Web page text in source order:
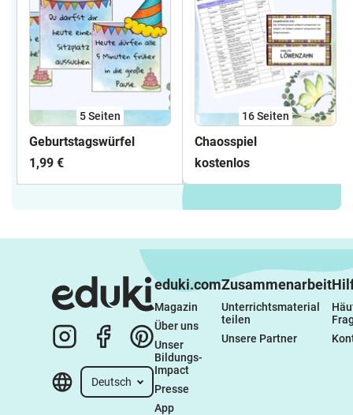
5Seiten
Geburtstagswürfel
1,99 €
16Seiten
Chaosspiel
kostenlos
Deutsch
eduki.com
Magazin
Über uns
Unser
Bildungs-
Impact
Presse
App
Zusammenarbeit
Unterrichtsmaterial
teilen
Unsere Partner